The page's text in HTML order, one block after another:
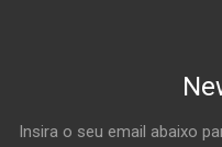
Insira o seu email abaixo